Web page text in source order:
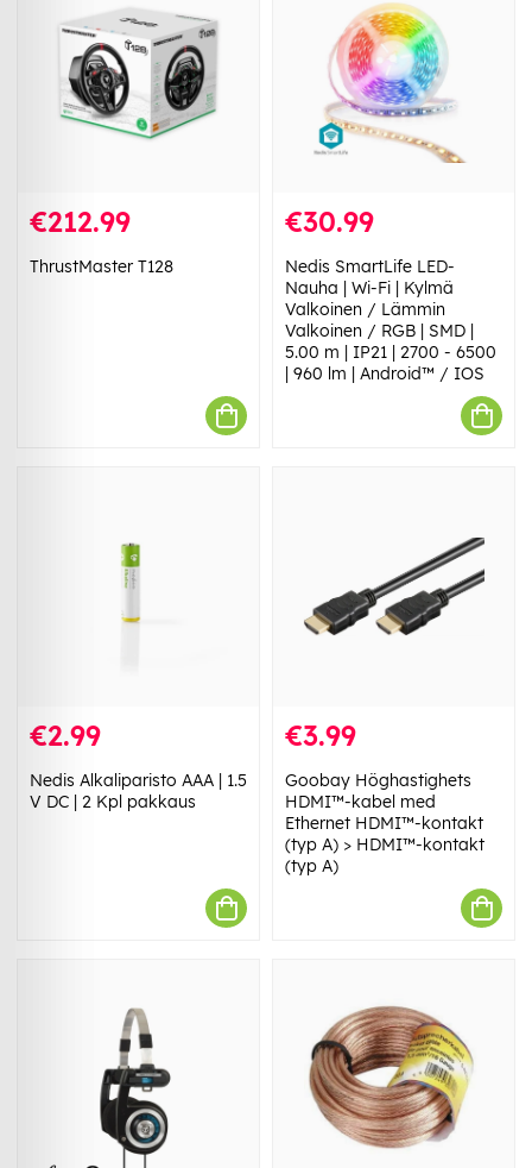
€212.99
ThrustMaster T128
€30.99
Nedis SmartLife LED-
Nauha | Wi-Fi | Kylmä
Valkoinen / Lämmin
Valkoinen / RGB | SMD |
5.00 m | IP21 | 2700 - 6500
| 960 lm | Android™ / IOS
€2.99
Nedis Alkaliparisto AAA | 1.5
V DC | 2 Kpl pakkaus
€3.99
Goobay Höghastighets
HDMI™-kabel med
Ethernet HDMI™-kontakt
(typ A) > HDMI™-kontakt
(typ A)